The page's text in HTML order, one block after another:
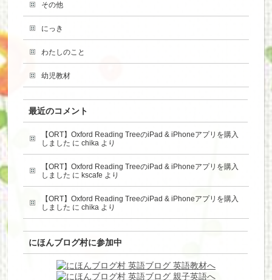
その他
にっき
わたしのこと
幼児教材
最近のコメント
【ORT】Oxford Reading TreeのiPad & iPhoneアプリを購入
しました にchika より
【ORT】Oxford Reading TreeのiPad & iPhoneアプリを購入
しました に kscafe より
【ORT】Oxford Reading TreeのiPad & iPhoneアプリを購入
しました にchika より
にほんブログ村に参加中